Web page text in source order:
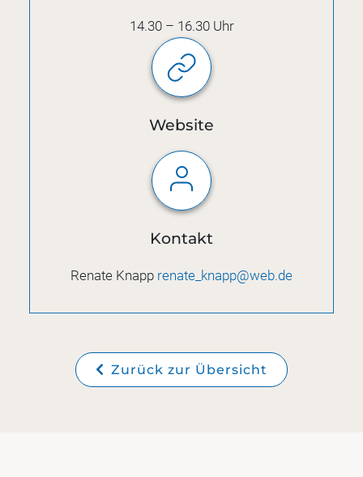
14.30 – 16.30 Uhr
Website
Kontakt
Renate Knapp renate_knapp@web.de
Zurück zur Übersicht